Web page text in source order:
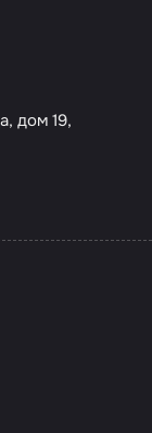
дом 19,